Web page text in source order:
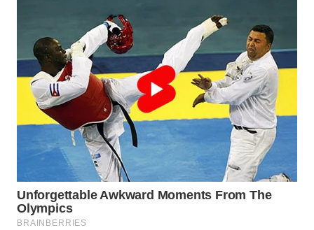
WAHANANEWS
ID
WAHANANEWS
CO ID
WAHANANEWS
NET
WAHANA
SPORT